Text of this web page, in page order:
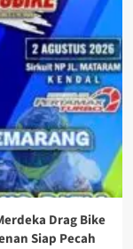
Drag Bike
Siap Pecah